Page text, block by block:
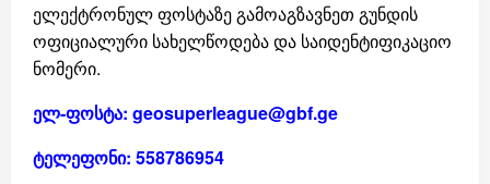
ელექტრონულ ფოსტაზე გამოაგზავნეთ გუნდის
ოფიციალური სახელწოდება და საიდენტიფიკაციო
ნომერი.
ელ-ფოსტა: geosuperleague@gbf.ge
ტელეფონი: 558786954